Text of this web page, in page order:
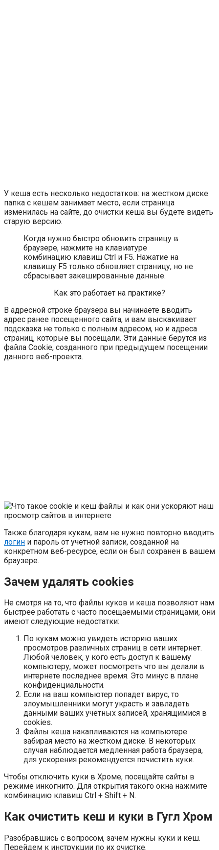
У кеша есть несколько недостатков: на жестком диске
папка с кешем занимает место, если страница
изменилась на сайте, до очистки кеша вы будете видеть
старую версию.
Когда нужно быстро обновить страницу в
браузере, нажмите на клавиатуре
комбинацию клавиш Ctrl и F5. Нажатие на
клавишу F5 только обновляет страницу, но не
сбрасывает закешированные данные.
Как это работает на практике?
В адресной строке браузера вы начинаете вводить
адрес ранее посещенного сайта, и вам выскакивает
подсказка не только с полным адресом, но и адреса
страниц, которые вы посещали. Эти данные берутся из
файла Cookie, созданного при предыдущем посещении
данного веб-проекта.
Также благодаря кукам, вам не нужно повторно вводить
логин и пароль от учетной записи, созданной на
конкретном веб-ресурсе, если он был сохранен в вашем
браузере.
Зачем удалять cookies
Не смотря на то, что файлы куков и кеша позволяют нам
быстрее работать с часто посещаемыми страницами, они
имеют следующие недостатки:
По кукам можно увидеть историю ваших
просмотров различных страниц в сети интернет.
Любой человек, у кого есть доступ к вашему
компьютеру, может посмотреть что вы делали в
интернете последнее время. Это минус в плане
конфиденциальности.
Если на ваш компьютер попадет вирус, то
злоумышленники могут украсть и завладеть
данными ваших учетных записей, хранящимися в
cookies.
Файлы кеша накапливаются на компьютере
забирая место на жестком диске. В некоторых
случая наблюдается медленная работа браузера,
для ускорения рекомендуется почистить куки.
Чтобы отключить куки в Хроме, посещайте сайты в
режиме инкогнито. Для открытия такого окна нажмите
комбинацию клавиш Ctrl + Shift + N.
Как очистить кеш и куки в Гугл Хром
Разобравшись с вопросом, зачем нужны куки и кеш.
Перейдем к инструкции по их очистке.